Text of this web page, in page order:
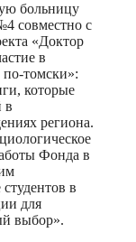
больницу
совместно с
«Доктор
в
томски»:
которые
в
региона.
Фонда в
в
для
выбор».